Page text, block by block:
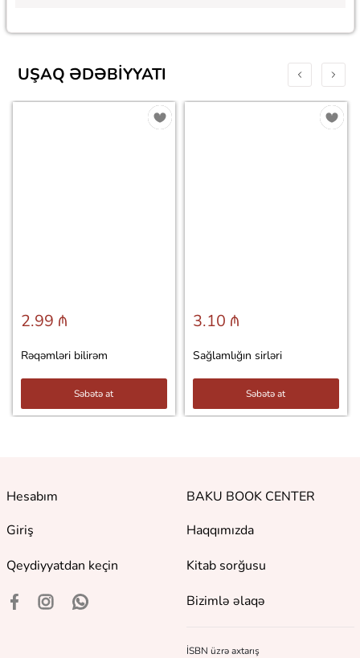
UŞAQ ƏDƏBIYYATI
2.99 ₼
Rəqəmləri bilirəm
Səbətə at
3.10 ₼
Sağlamlığın sirləri
Səbətə at
Hesabım
Giriş
Qeydiyyatdan keçin
BAKU BOOK CENTER
Haqqımızda
Kitab sorğusu
Bizimlə əlaqə
İSBN üzrə axtarış